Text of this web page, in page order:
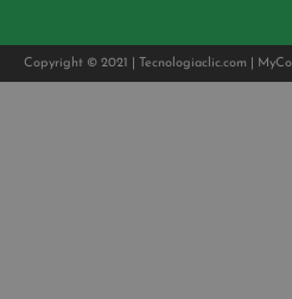
Copyright © 2021 | Tecnologiaclic.com